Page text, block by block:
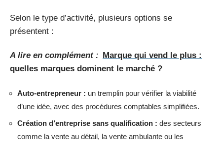
Selon le type d’activité, plusieurs options se
présentent :
A lire en complément : Marque qui vend le plus :
quelles marques dominent le marché ?
Auto-entrepreneur : un tremplin pour vérifier la viabilité
d’une idée, avec des procédures comptables simplifiées.
Création d’entreprise sans qualification : des secteurs
comme la vente au détail, la vente ambulante ou les